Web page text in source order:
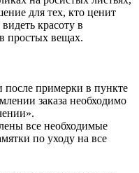
для тех, кто ценит
красоту в
простых вещах.
после примерки в пункте
заказа необходимо
все необходимые
по уходу на все